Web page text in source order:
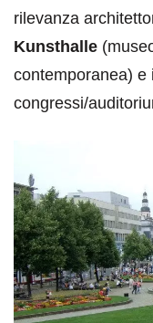
rilevanza
Kunsthalle
contemporanea) e
congressi/